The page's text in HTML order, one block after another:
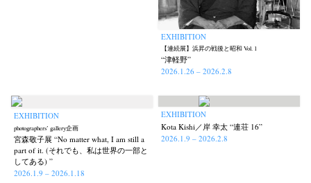
EXHIBITION
【連続展】浜昇の戦後と昭和 Vol. 1
“津軽野”
2026.1.26 – 2026.2.8
EXHIBITION
photographers’ gallery企画
宮森敬子展 “No matter what, I am still a
part of it. (それでも、私は世界の一部と
してある) ”
2026.1.9 – 2026.1.18
EXHIBITION
Kota Kishi／岸 幸太 “連荘 16”
2026.1.9 – 2026.2.8